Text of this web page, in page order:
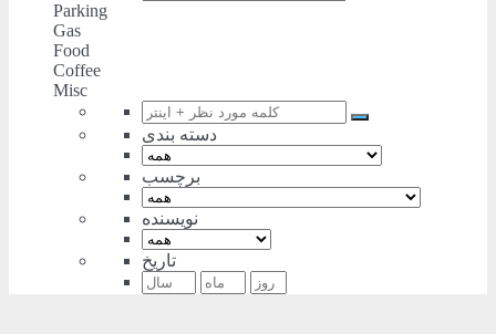
Parking
Gas
Food
Coffee
Misc
دسته بندی
برچسب
نویسنده
تاریخ